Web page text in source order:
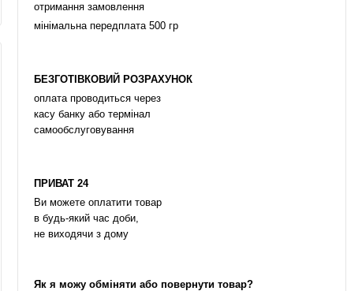
отримання замовлення
мінімальна передплата 500 гр
БЕЗГОТІВКОВИЙ РОЗРАХУНОК
оплата проводиться через
касу банку або термінал
самообслуговування
ПРИВАТ 24
Ви можете оплатити товар
в будь-який час доби,
не виходячи з дому
Як я можу обміняти або повернути товар?